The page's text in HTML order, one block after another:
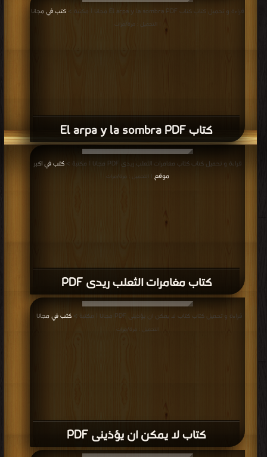
كتاب El arpa y la sombra PDF
قراءة و تحميل كتاب كتاب El arpa y la sombra PDF مجانا | مكتبة > كتب في مجانا
| التحميل : مرة/مرات
كتاب مغامرات الثعلب ريدى PDF
قراءة و تحميل كتاب كتاب مغامرات الثعلب ريدى PDF مجانا | مكتبة >
كتب في اكبر
موقع
| التحميل : مرة/مرات
كتاب لا يمكن ان يؤذينى PDF
قراءة و تحميل كتاب كتاب لا يمكن ان يؤذينى PDF مجانا | مكتبة > كتب في مجانا
التحميل : مرة/مرات